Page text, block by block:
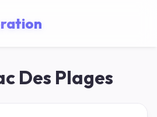
Des Plages